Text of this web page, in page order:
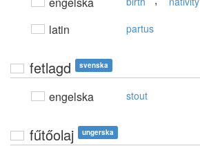
latin partus
fetlagd svenska
engelska stout
fűtőolaj ungerska